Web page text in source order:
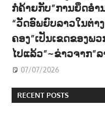
ກໍຄ້າຍກັບ”ການຍຶດອຳ
“ວັດອົພຍົບລາວໃນຕ່າ
ຄອງ”ເປັນເຂດຂອງພ
ໄປແລ້ວ”~ຂ່າວຈາກ
07/07/2026
RECENT POSTS